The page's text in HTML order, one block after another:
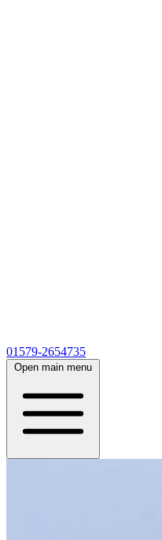
01579-2654735
Open main menu